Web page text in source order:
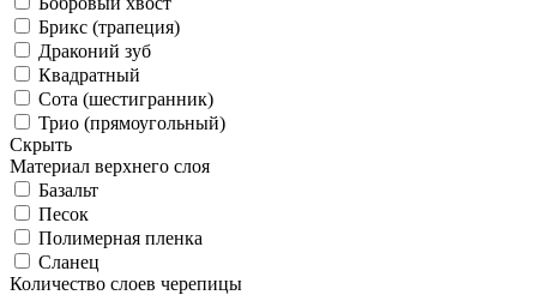
Брикс (трапеция)
Драконий зуб
Квадратный
Сота (шестигранник)
Трио (прямоугольный)
Скрыть
Материал верхнего слоя
Базальт
Песок
Полимерная пленка
Сланец
Количество слоев черепицы